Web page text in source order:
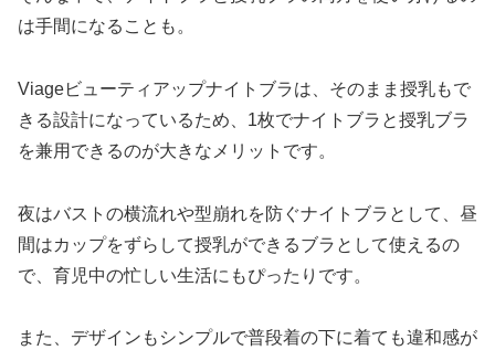
は手間になることも。
Viageビューティアップナイトブラは、そのまま授乳もで
きる設計になっているため、1枚でナイトブラと授乳ブラ
を兼用できるのが大きなメリットです。
夜はバストの横流れや型崩れを防ぐナイトブラとして、昼
間はカップをずらして授乳ができるブラとして使えるの
で、育児中の忙しい生活にもぴったりです。
また、デザインもシンプルで普段着の下に着ても違和感が